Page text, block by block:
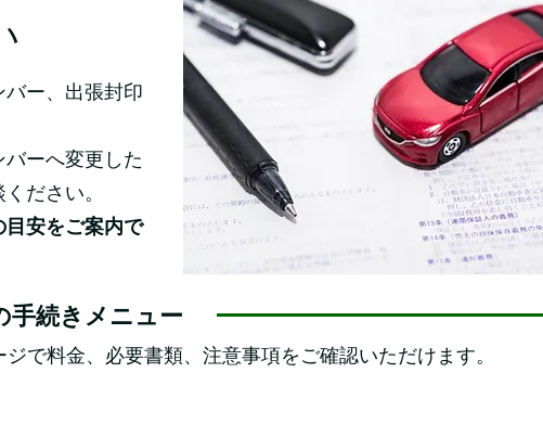
ー、出張封印
ーへ変更した
ださい。
安をご案内で
手続きメニュー
で料金、必要書類、注意事項をご確認いただけます。